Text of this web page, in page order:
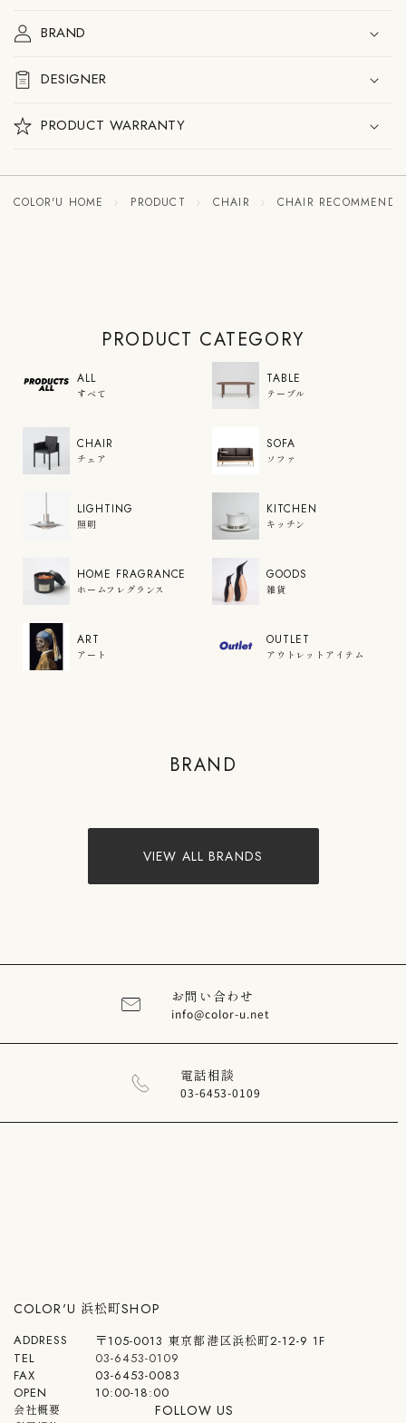
を
ら
す
BRAND
DESIGNER
PRODUCT WARRANTY
COLOR'U HOME PRODUCT CHAIR CHAIR
PRODUCT CATEGORY
ALL
すべて
TABLE
テーブル
CHAIR
チェア
SOFA
ソファ
LIGHTING
照明
KITCHEN
キッチン
HOME FRAGRANCE
ホームフレグランス
GOODS
雑貨
ART
アート
OUTLET
アウトレットアイテム
BRAND
VIEW ALL BRANDS
お問い合わせ
info@color-u.net
電話相談
03-6453-0109
COLOR'U 浜松町SHOP
ADDRESS
〒105-0013 東京都港区浜松町2-12-9 1F
TEL
03-6453-0109
FAX
03-6453-0083
OPEN
10:00-18:00
会社概要
FOLLOW US